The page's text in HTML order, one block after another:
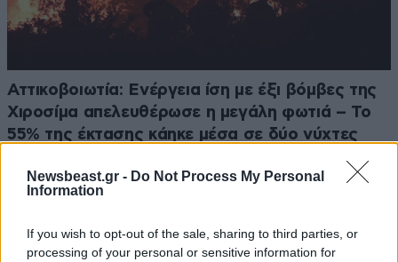
Newsbeast.gr - Do Not Process My Personal
Information
If you wish to opt-out of the sale, sharing to third parties, or
processing of your personal or sensitive information for
Αττικοβοιωτία: Ενέργεια ίση με έξι βόμβες της
Χιροσίμα απελευθέρωσε η μεγάλη φωτιά – Το
55% της έκτασης κάηκε μέσα σε δύο νύχτες